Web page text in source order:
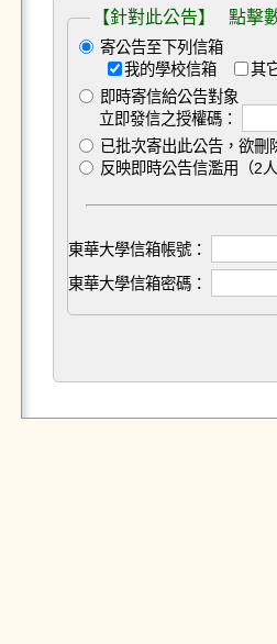
【針對此公告】 點擊
寄公告至下列信箱
我的學校信箱
其
即時寄信給公告對象
立即發信之授權碼：
已批次寄出此公告，欲刪
反映即時公告信濫用（2
東華大學信箱帳號：
東華大學信箱密碼：